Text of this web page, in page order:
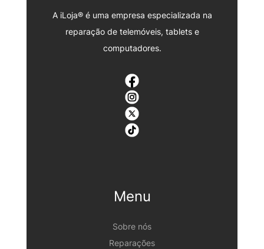
A iLoja® é uma empresa especializada na
reparação de telemóveis, tablets e
computadores.
Menu
Sobre nós
Reparações